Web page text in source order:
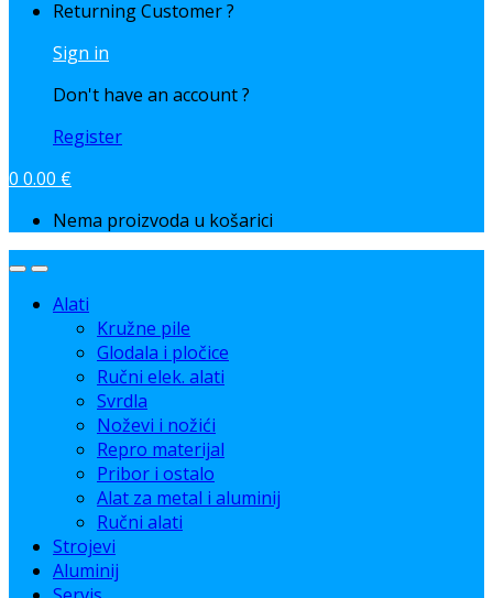
Returning Customer ?
Sign in
Don't have an account ?
Register
0 0.00 €
Nema proizvoda u košarici
Alati
Kružne pile
Glodala i pločice
Ručni elek. alati
Svrdla
Noževi i nožići
Repro materijal
Pribor i ostalo
Alat za metal i aluminij
Ručni alati
Strojevi
Aluminij